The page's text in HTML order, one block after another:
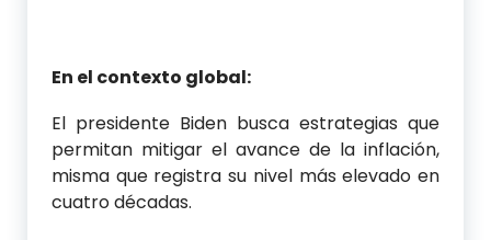
En el contexto global:
El presidente Biden busca estrategias que
permitan mitigar el avance de la inflación,
misma que registra su nivel más elevado en
cuatro décadas.